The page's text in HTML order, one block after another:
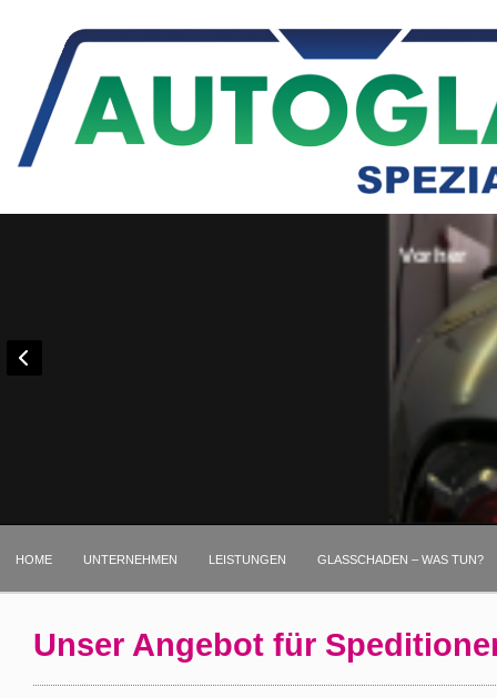
HOME UNTERNEHMEN LEISTUNGEN GLASSCHADEN – WAS TUN?
Unser Angebot für